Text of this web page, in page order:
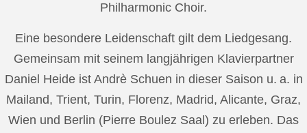
Philharmonic Choir.
Eine besondere Leidenschaft gilt dem Liedgesang.
Gemeinsam mit seinem langjährigen Klavierpartner
Daniel Heide ist Andrè Schuen in dieser Saison u. a. in
Mailand, Trient, Turin, Florenz, Madrid, Alicante, Graz,
Wien und Berlin (Pierre Boulez Saal) zu erleben. Das